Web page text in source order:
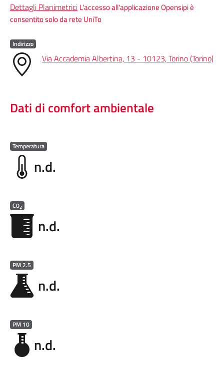
Dettagli Planimetrici L'accesso all'applicazione Opensipi è
consentito solo da rete UniTo
Indirizzo
Via Accademia Albertina, 13 - 10123, Torino (Torino)
Dati di comfort ambientale
Temperatura
n.d.
C02
n.d.
PM 2.5
n.d.
PM 10
n.d.